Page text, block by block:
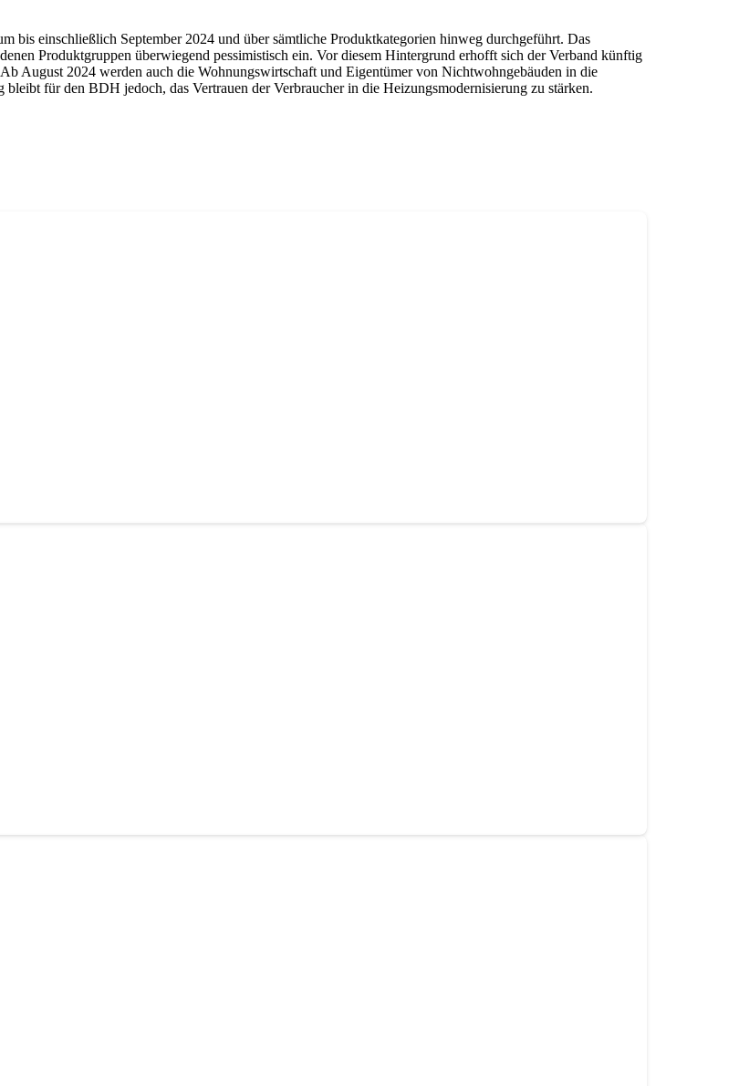
bis einschließlich September 2024 und über sämtliche Produktkategorien hinweg durchgeführt. Das
Produktgruppen überwiegend pessimistisch ein. Vor diesem Hintergrund erhofft sich der Verband künftig
August 2024 werden auch die Wohnungswirtschaft und Eigentümer von Nichtwohngebäuden in die
für den BDH jedoch, das Vertrauen der Verbraucher in die Heizungsmodernisierung zu stärken.